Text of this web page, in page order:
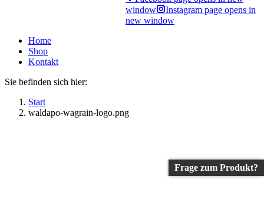
window
Instagram page opens in
new window
Home
Shop
Kontakt
Sie befinden sich hier:
Start
waldapo-wagrain-logo.png
Frage zum Produkt?